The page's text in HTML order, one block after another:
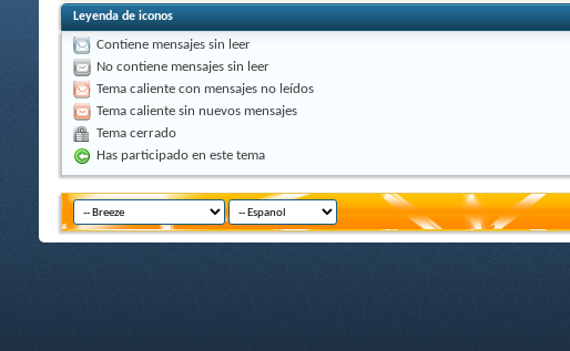
Leyenda de iconos
Contiene mensajes sin leer
No contiene mensajes sin leer
Tema caliente con mensajes no leídos
Tema caliente sin nuevos mensajes
Tema cerrado
Has participado en este tema